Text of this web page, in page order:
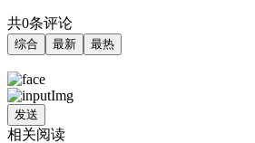
共0条评论
综合 最新 最热
发送
相关阅读